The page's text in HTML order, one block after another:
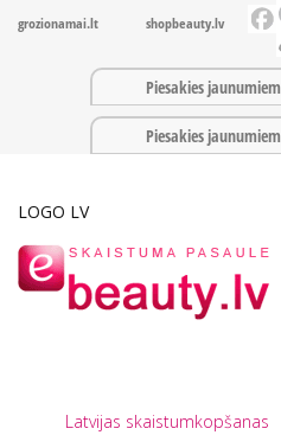
grozionamai.lt shopbeauty.lv
Piesakies jaunumiem
Piesakies jaunumiem
LOGO LV
Latvijas skaistumkopšanas